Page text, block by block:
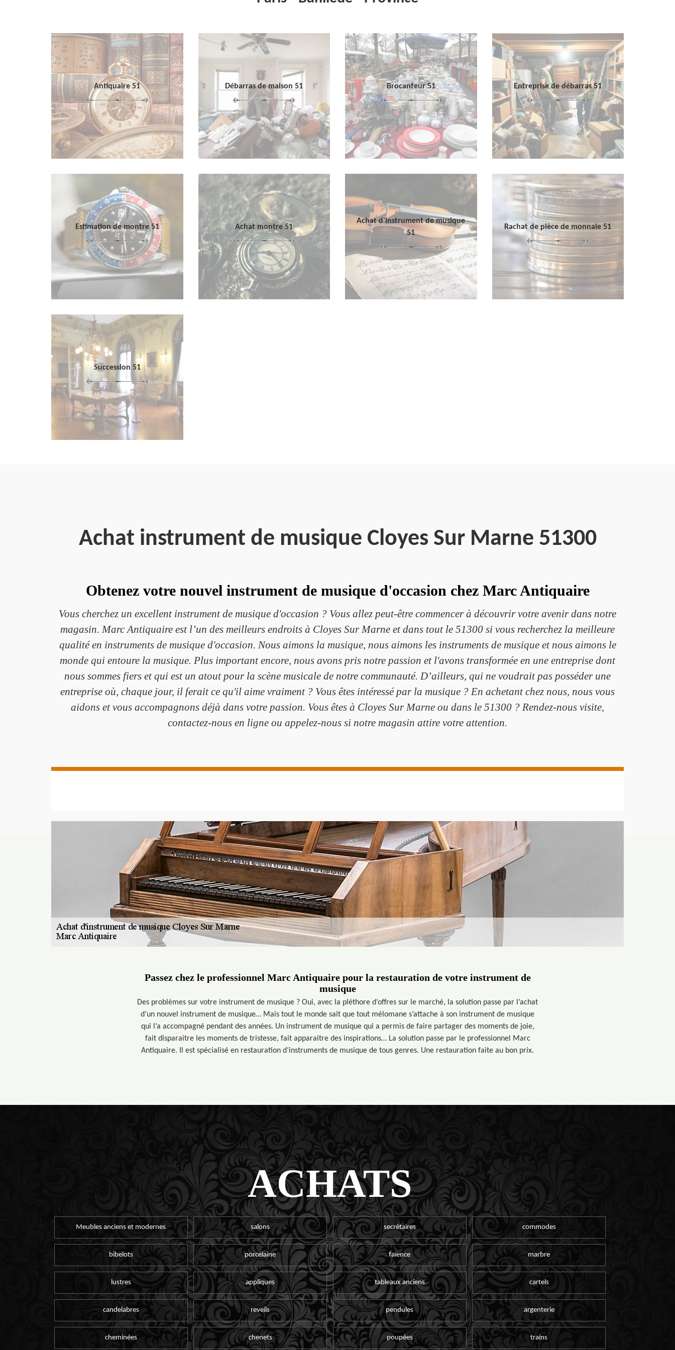
Antiquaire 51 Débarras de maison 51 Brocanteur 51 Entreprise de débarras 51
Estimation de montre 51 Achat montre 51
Achat d'instrument de musique
51
Rachat de pièce de monnaie 51
Succession 51
Achat instrument de musique Cloyes Sur Marne 51300
Obtenez votre nouvel instrument de musique d'occasion chez Marc Antiquaire
Vous cherchez un excellent instrument de musique d'occasion ? Vous allez peut-être commencer à découvrir votre avenir dans notre
magasin. Marc Antiquaire est l’un des meilleurs endroits à Cloyes Sur Marne et dans tout le 51300 si vous recherchez la meilleure
qualité en instruments de musique d'occasion. Nous aimons la musique, nous aimons les instruments de musique et nous aimons le
monde qui entoure la musique. Plus important encore, nous avons pris notre passion et l'avons transformée en une entreprise dont
nous sommes fiers et qui est un atout pour la scène musicale de notre communauté. D’ailleurs, qui ne voudrait pas posséder une
entreprise où, chaque jour, il ferait ce qu'il aime vraiment ? Vous êtes intéressé par la musique ? En achetant chez nous, nous vous
aidons et vous accompagnons déjà dans votre passion. Vous êtes à Cloyes Sur Marne ou dans le 51300 ? Rendez-nous visite,
contactez-nous en ligne ou appelez-nous si notre magasin attire votre attention.
Passez chez le professionnel Marc Antiquaire pour la restauration de votre instrument de
musique
Des problèmes sur votre instrument de musique ? Oui, avec la pléthore d’offres sur le marché, la solution passe par l’achat
d’un nouvel instrument de musique… Mais tout le monde sait que tout mélomane s’attache à son instrument de musique
qui l’a accompagné pendant des années. Un instrument de musique qui a permis de faire partager des moments de joie,
fait disparaitre les moments de tristesse, fait apparaitre des inspirations… La solution passe par le professionnel Marc
Antiquaire. Il est spécialisé en restauration d’instruments de musique de tous genres. Une restauration faite au bon prix.
ACHATS
Meubles anciens et modernes salons secrétaires commodes
bibelots porcelaine faïence marbre
lustres appliques tableaux anciens cartels
candelabres reveils pendules argenterie
cheminées chenets poupées trains